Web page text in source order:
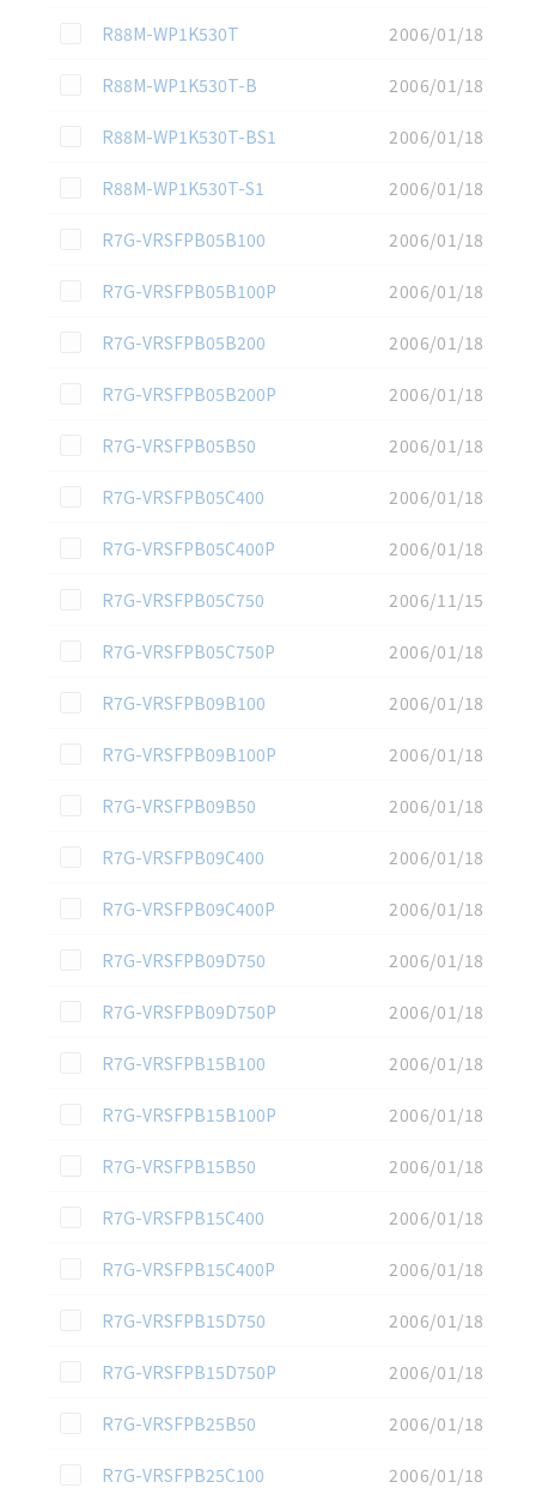
この資料を選択
R88M-WP1K530T
2006/01/18
この資料を選択
R88M-WP1K530T-B
2006/01/18
この資料を選択
R88M-WP1K530T-BS1
2006/01/18
この資料を選択
R88M-WP1K530T-S1
2006/01/18
この資料を選択
R7G-VRSFPB05B100
2006/01/18
この資料を選択
R7G-VRSFPB05B100P
2006/01/18
この資料を選択
R7G-VRSFPB05B200
2006/01/18
この資料を選択
R7G-VRSFPB05B200P
2006/01/18
この資料を選択
R7G-VRSFPB05B50
2006/01/18
この資料を選択
R7G-VRSFPB05C400
2006/01/18
この資料を選択
R7G-VRSFPB05C400P
2006/01/18
この資料を選択
R7G-VRSFPB05C750
2006/11/15
この資料を選択
R7G-VRSFPB05C750P
2006/01/18
この資料を選択
R7G-VRSFPB09B100
2006/01/18
この資料を選択
R7G-VRSFPB09B100P
2006/01/18
この資料を選択
R7G-VRSFPB09B50
2006/01/18
この資料を選択
R7G-VRSFPB09C400
2006/01/18
この資料を選択
R7G-VRSFPB09C400P
2006/01/18
この資料を選択
R7G-VRSFPB09D750
2006/01/18
この資料を選択
R7G-VRSFPB09D750P
2006/01/18
この資料を選択
R7G-VRSFPB15B100
2006/01/18
この資料を選択
R7G-VRSFPB15B100P
2006/01/18
この資料を選択
R7G-VRSFPB15B50
2006/01/18
この資料を選択
R7G-VRSFPB15C400
2006/01/18
この資料を選択
R7G-VRSFPB15C400P
2006/01/18
この資料を選択
R7G-VRSFPB15D750
2006/01/18
この資料を選択
R7G-VRSFPB15D750P
2006/01/18
この資料を選択
R7G-VRSFPB25B50
2006/01/18
この資料を選択
R7G-VRSFPB25C100
2006/01/18